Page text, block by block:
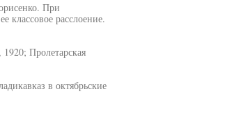
При
классовое расслоение.
Пролетарская
в октябрьские